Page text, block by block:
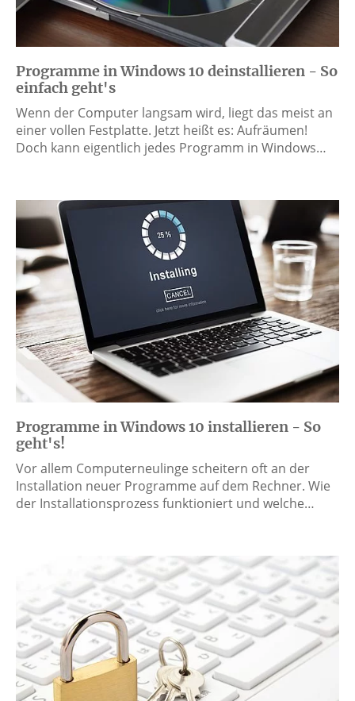
Programme in Windows 10 deinstallieren - So
einfach geht's
Wenn der Computer langsam wird, liegt das meist an
einer vollen Festplatte. Jetzt heißt es: Aufräumen!
Doch kann eigentlich jedes Programm in Windows…
Programme in Windows 10 installieren - So
geht's!
Vor allem Computerneulinge scheitern oft an der
Installation neuer Programme auf dem Rechner. Wie
der Installationsprozess funktioniert und welche…